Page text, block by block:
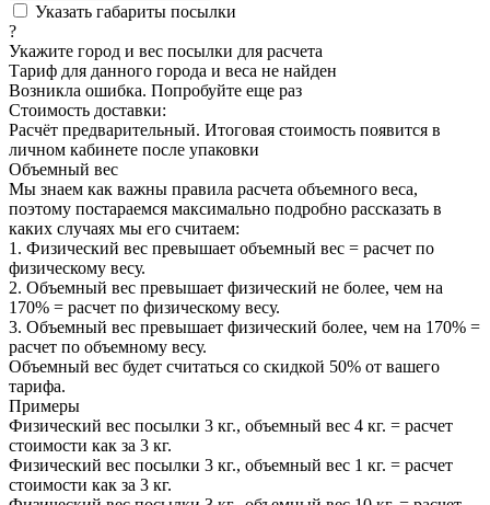
Указать габариты посылки
?
Укажите город и вес посылки для расчета
Тариф для данного города и веса не найден
Возникла ошибка. Попробуйте еще раз
Стоимость доставки:
Расчёт предварительный. Итоговая стоимость появится в
личном кабинете после упаковки
Объемный вес
Мы знаем как важны правила расчета объемного веса,
поэтому постараемся максимально подробно рассказать в
каких случаях мы его считаем:
1. Физический вес превышает объемный вес = расчет по
физическому весу.
2. Объемный вес превышает физический не более, чем на
170% = расчет по физическому весу.
3. Объемный вес превышает физический более, чем на 170% =
расчет по объемному весу.
Объемный вес будет считаться со скидкой 50% от вашего
тарифа.
Примеры
Физический вес посылки 3 кг., объемный вес 4 кг. = расчет
стоимости как за 3 кг.
Физический вес посылки 3 кг., объемный вес 1 кг. = расчет
стоимости как за 3 кг.